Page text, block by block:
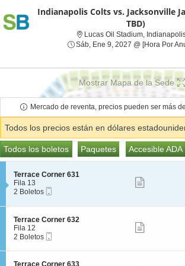
Indianapolis Colts vs. Jacksonville
TBD)
Lucas Oil Stadium,
Sáb, Ene 9, 2027 @ [Hora Por
Mostrar Mapa de la Sede
Mercado de reventa, precios pueden ser más
Todos los precios están en dólares
Tipos
de
previous
Todas las entradas
Todos los boletos Paquetes
Paquetes Accesible ADA
Accesible ADA
S
e
c
i
ó
n
T
e
r
Terrace Corner 631
Fila 13
2
disponible
2 Boletos
detalles
S
e
c
i
ó
Terrace Corner 632
Fila 12
2
disponible
2 Boletos
detalles
S
Terrace Corner 633